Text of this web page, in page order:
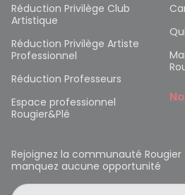
Réduction Privilège Club
Artistique
Réduction Privilège Artiste
Professionnel
Réduction Professeurs
Espace professionnel
Rougier&Plé
Rejoignez la communauté
manquez aucune opportunité